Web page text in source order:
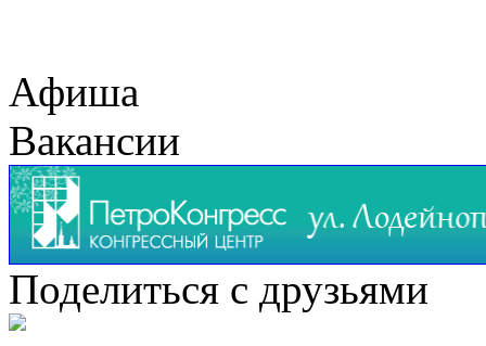
Афиша
Вакансии
Поделиться с друзьями